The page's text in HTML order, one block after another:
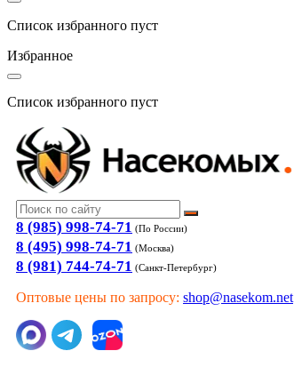
Список избранного пуст
Избранное
Список избранного пуст
8 (985) 998-74-71 (По России)
8 (495) 998-74-71 (Москва)
8 (981) 744-74-71 (Санкт-Петербург)
Оптовые цены по запросу: shop@nasekom.net